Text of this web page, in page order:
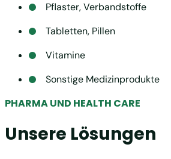
Pflaster, Verbandstoffe
Tabletten, Pillen
Vitamine
Sonstige Medizinprodukte
PHARMA UND HEALTH CARE
Unsere Lösungen